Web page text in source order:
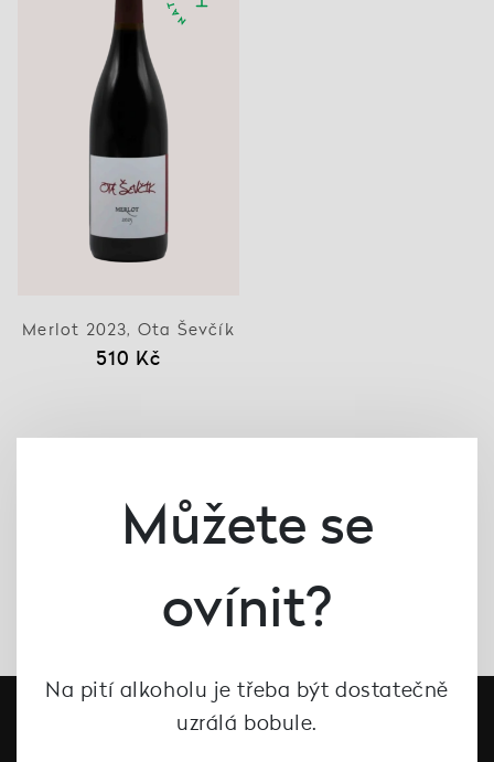
Merlot 2023, Ota Ševčík
510 Kč
Můžete se
ovínit?
Na pití alkoholu je třeba být dostatečně
uzrálá bobule.